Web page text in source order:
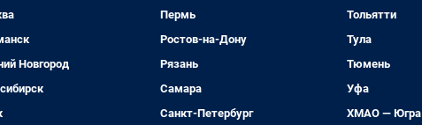
Новгород
Пермь
Ростов-на-Дону
Рязань
Самара
Санкт-Петербург
Тольятти
Тула
Тюмень
Уфа
ХМАО — Югра